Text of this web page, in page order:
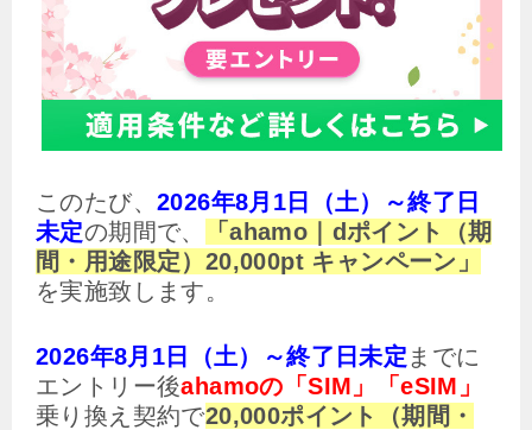
このたび、 2026年8月1日（土）～終了日
未定の期間で、
「ahamo｜dポイント（期
間・用途限定）20,000pt キャンペーン」
を実施致します。
2026年8月1日（土）～終了日未定 までに
エントリー後ahamoの「SIM」「eSIM」
乗り換え契約で20,000ポイント（期間・